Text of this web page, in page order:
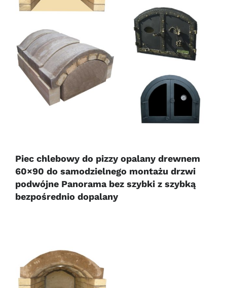
Piec chlebowy do pizzy opalany drewnem
60×90 do samodzielnego montażu drzwi
podwójne Panorama bez szybki z szybką
bezpośrednio dopalany